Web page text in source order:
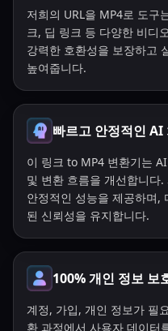
저희의 URL을 MP4로 도구
크, 딥 링크 등 다양한 비디
강력한 호환성을 보장하고
높여줍니다.
빠르고 안정적인 AI
이 링크 to MP4 변환기는
및 변환 흐름을 개선합니다
안정적인 성능을 제공하며,
된 신뢰성을 유지합니다.
100% 개인 정보 보
계정, 가입, 개인 정보가 필
환 과정에서 사용자 데이터